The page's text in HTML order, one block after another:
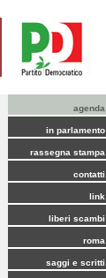
agenda
in parlamento
rassegna stampa
contatti
link
liberi scambi
roma
saggi e scritti